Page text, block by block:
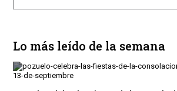
Lo más leído de la semana